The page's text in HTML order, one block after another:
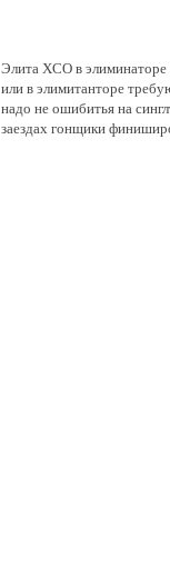
Элита ХСО в элиминаторе
или в элимитанторе
надо не ошибитья на
заездах гонщики